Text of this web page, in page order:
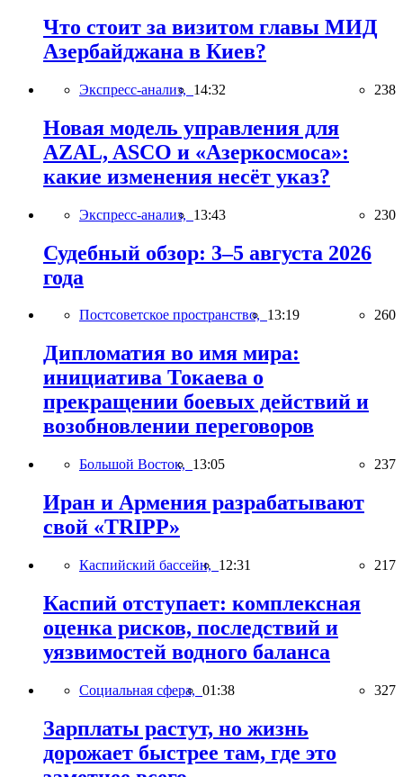
Что стоит за визитом главы МИД
Азербайджана в Киев?
Экспресс-анализ, 14:32 238
Новая модель управления для
AZAL, ASCO и «Азеркосмоса»:
какие изменения несёт указ?
Экспресс-анализ, 13:43 230
Судебный обзор: 3–5 августа 2026
года
Постсоветское пространство, 13:19 260
Дипломатия во имя мира:
инициатива Токаева о
прекращении боевых действий и
возобновлении переговоров
Большой Восток, 13:05 237
Иран и Армения разрабатывают
свой «TRIPP»
Каспийский бассейн, 12:31 217
Каспий отступает: комплексная
оценка рисков, последствий и
уязвимостей водного баланса
Социальная сфера, 01:38 327
Зарплаты растут, но жизнь
дорожает быстрее там, где это